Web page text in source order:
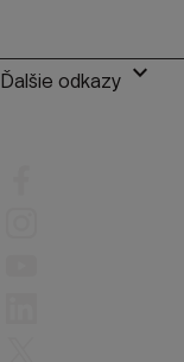
Ďalšie odkazy keyboard_arrow_down